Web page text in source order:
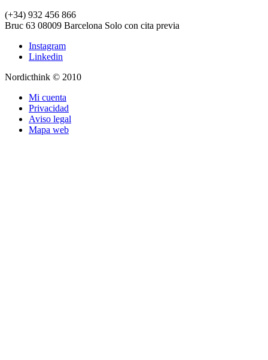
(+34) 932 456 866
Bruc 63 08009 Barcelona Solo con cita previa
Instagram
Linkedin
Nordicthink © 2010
Mi cuenta
Privacidad
Aviso legal
Mapa web